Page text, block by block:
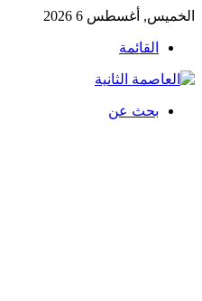
الخميس, أغسطس 6 2026
القائمة
بحث عن